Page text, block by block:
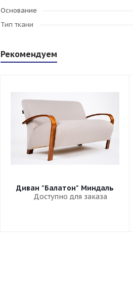
Основание
Тип ткани
Рекомендуем
Диван "Балатон" Миндаль
Доступно для заказа